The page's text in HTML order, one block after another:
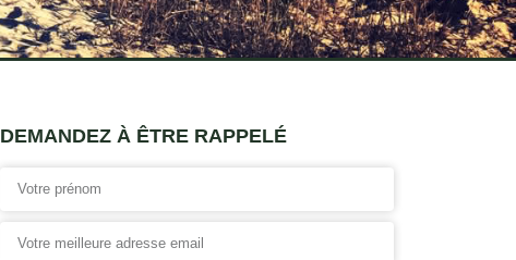
DEMANDEZ À ÊTRE RAPPELÉ